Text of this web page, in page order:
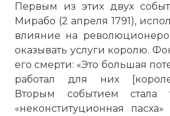
Первым из этих двух
Мирабо (2 апреля 1791),
влияние на
оказывать услуги королю.
его смерти: «Это большая
работал для них
Вторым событием стала
«неконституционная пасха»